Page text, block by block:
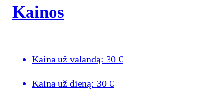
Kainos
Kaina už valandą: 30 €
Kaina už dieną: 30 €